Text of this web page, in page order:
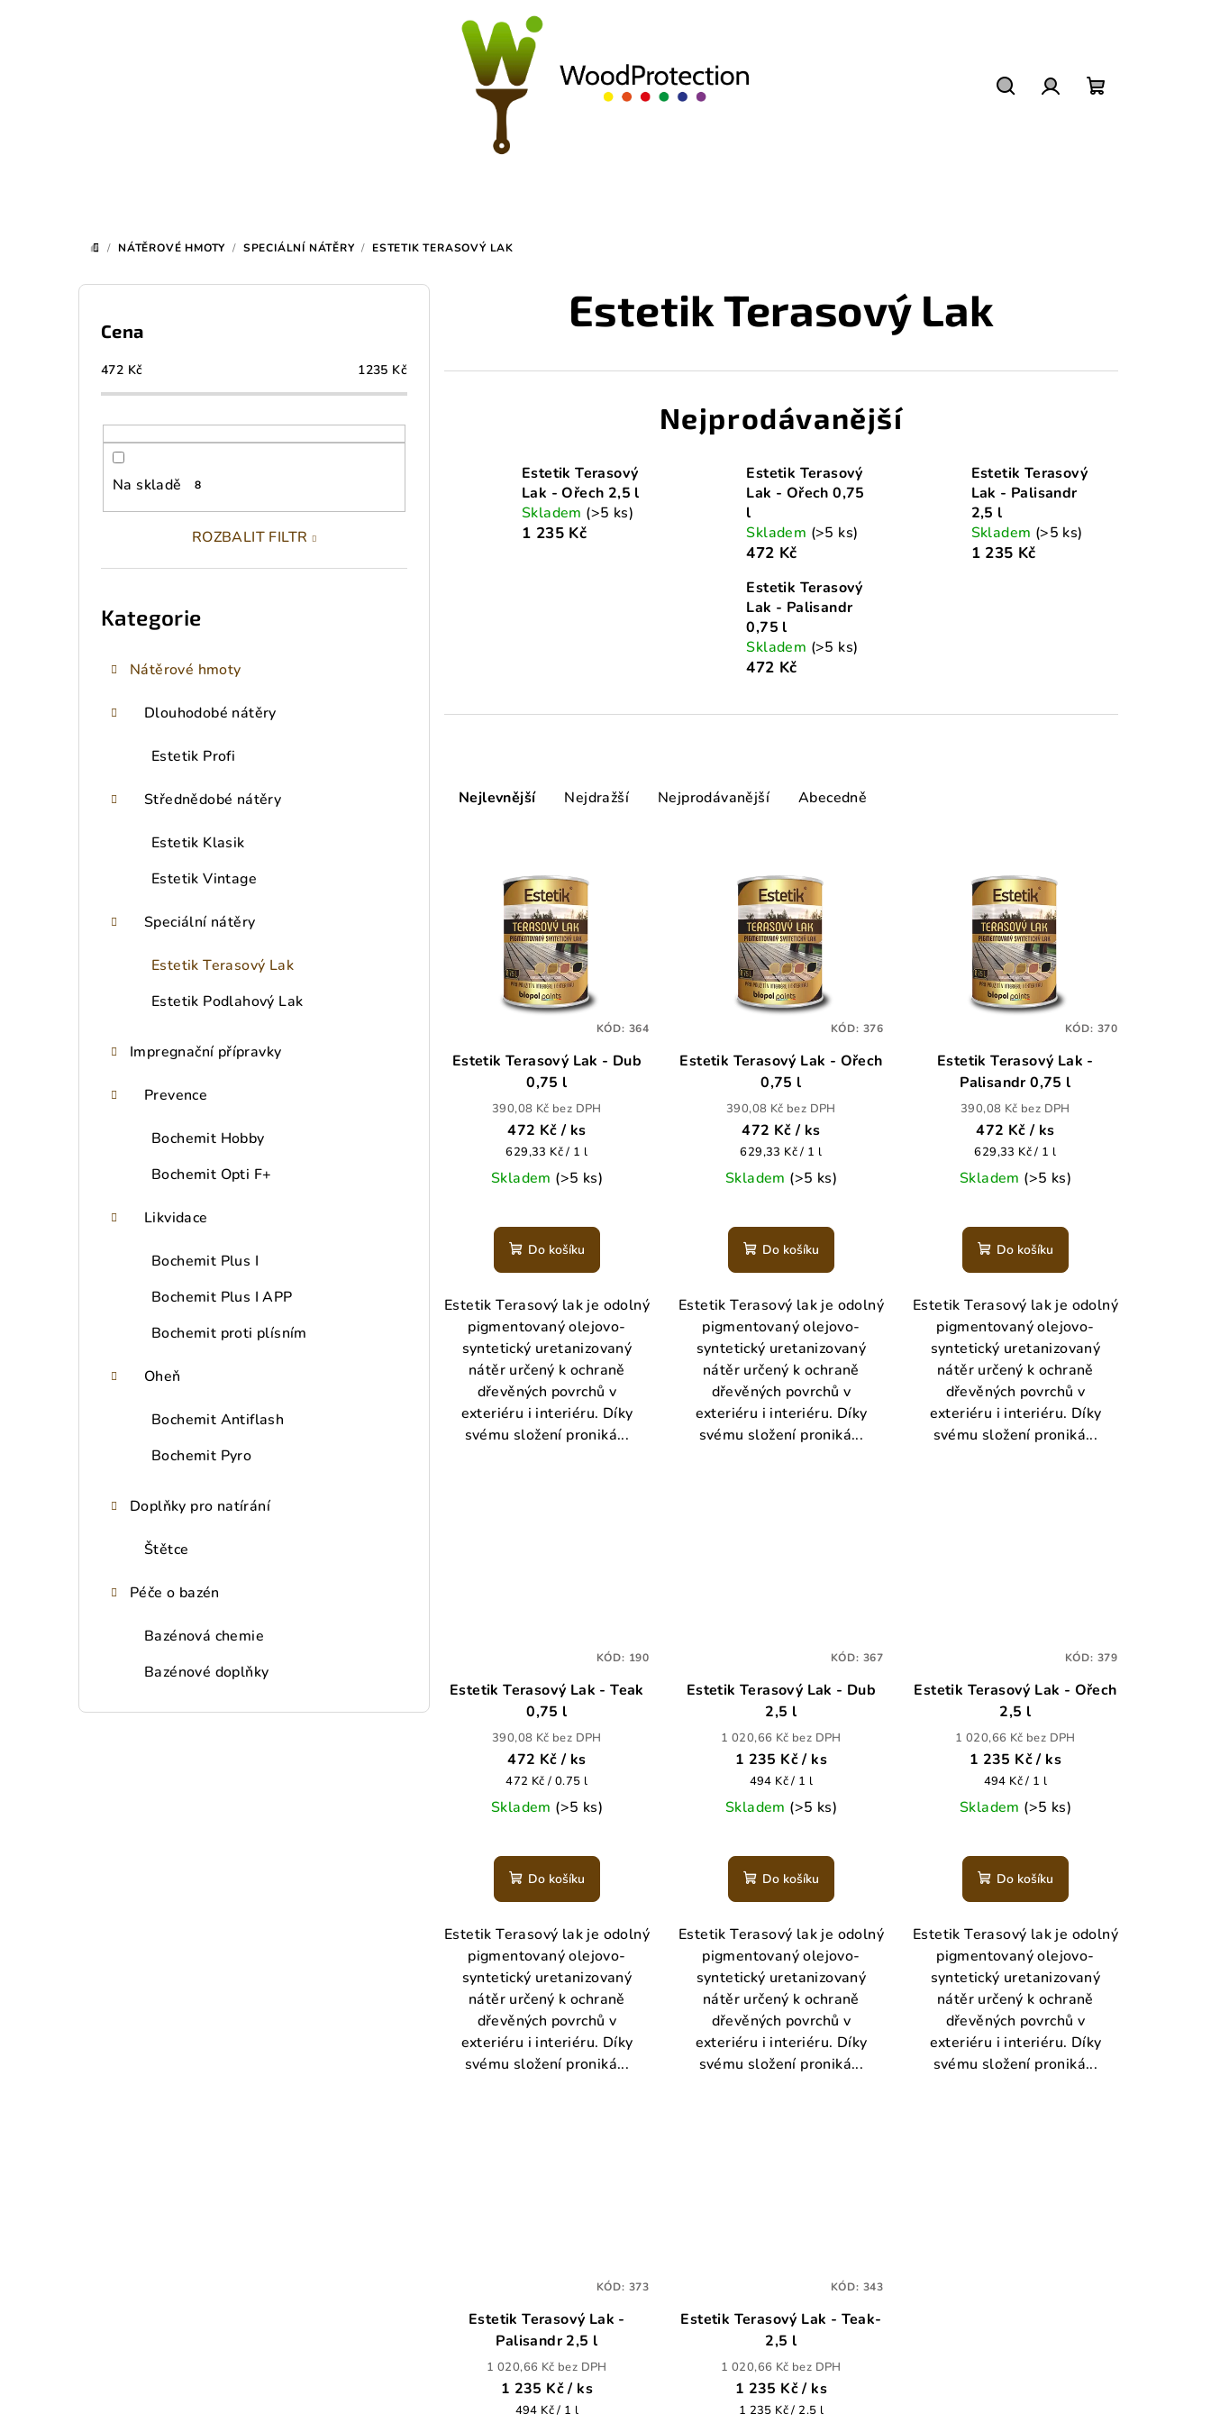
DOMŮ
/ NÁTĚROVÉ HMOTY / SPECIÁLNÍ NÁTĚRY / ESTETIK TERASOVÝ LAK
P
Cena
472 Kč 1235 Kč
Na skladě 8
ROZBALIT FILTR
Kategorie
Nátěrové hmoty
Dlouhodobé nátěry
Estetik Profi
Střednědobé nátěry
Estetik Klasik
Estetik Vintage
Speciální nátěry
Estetik Terasový Lak
Estetik Podlahový Lak
Impregnační přípravky
Prevence
Bochemit Hobby
Bochemit Opti F+
Likvidace
Bochemit Plus I
Bochemit Plus I APP
Bochemit proti plísním
Oheň
Bochemit Antiflash
Bochemit Pyro
Doplňky pro natírání
Štětce
Péče o bazén
Bazénová chemie
Bazénové doplňky
Estetik Terasový Lak
Nejprodávanější
Estetik Terasový
Lak - Ořech 2,5 l
Skladem (>5 ks)
1 235 Kč
Estetik Terasový
Lak - Ořech 0,75
l
Skladem (>5 ks)
472 Kč
Estetik Terasový
Lak - Palisandr
2,5 l
Skladem (>5 ks)
1 235 Kč
Estetik Terasový
Lak - Palisandr
0,75 l
Skladem (>5 ks)
472 Kč
a
o
Nejlevnější Nejdražší Nejprodávanější Abecedně
r
Estetik Terasový Lak - Dub
0,75 l
390,08 Kč bez DPH
472 Kč/ ks
Měrná
cena:
629,33 Kč / 1 l
Skladem (>5 ks)
Do košíku
Estetik Terasový lak je odolný
pigmentovaný olejovo-
syntetický uretanizovaný
nátěr určený k ochraně
dřevěných povrchů v
exteriéru i interiéru. Díky
svému složení proniká...
KÓD: 364
Estetik Terasový Lak - Ořech
0,75 l
390,08 Kč bez DPH
472 Kč/ ks
Měrná
cena:
629,33 Kč / 1 l
Skladem (>5 ks)
Do košíku
Estetik Terasový lak je odolný
pigmentovaný olejovo-
syntetický uretanizovaný
nátěr určený k ochraně
dřevěných povrchů v
exteriéru i interiéru. Díky
svému složení proniká...
KÓD: 376
Estetik Terasový Lak -
Palisandr 0,75 l
390,08 Kč bez DPH
472 Kč/ ks
Měrná
cena:
629,33 Kč / 1 l
Skladem (>5 ks)
Do košíku
Estetik Terasový lak je odolný
pigmentovaný olejovo-
syntetický uretanizovaný
nátěr určený k ochraně
dřevěných povrchů v
exteriéru i interiéru. Díky
svému složení proniká...
KÓD: 370
Estetik Terasový Lak - Teak
0,75 l
390,08 Kč bez DPH
472 Kč/ ks
Měrná
cena:
472 Kč / 0.75 l
Skladem (>5 ks)
Do košíku
Estetik Terasový lak je odolný
pigmentovaný olejovo-
syntetický uretanizovaný
nátěr určený k ochraně
dřevěných povrchů v
exteriéru i interiéru. Díky
svému složení proniká...
KÓD: 190
Estetik Terasový Lak - Dub
2,5 l
1 020,66 Kč bez DPH
1 235 Kč/ ks
Měrná
cena:
494 Kč / 1 l
Skladem (>5 ks)
hodnocení
produktu
je
5,0
z
hvězdiček.
Do košíku
Estetik Terasový lak je odolný
pigmentovaný olejovo-
syntetický uretanizovaný
nátěr určený k ochraně
dřevěných povrchů v
exteriéru i interiéru. Díky
svému složení proniká...
KÓD: 367
Estetik Terasový Lak - Ořech
2,5 l
1 020,66 Kč bez DPH
1 235 Kč/ ks
Měrná
cena:
494 Kč / 1 l
Skladem (>5 ks)
Do košíku
Estetik Terasový lak je odolný
pigmentovaný olejovo-
syntetický uretanizovaný
nátěr určený k ochraně
dřevěných povrchů v
exteriéru i interiéru. Díky
svému složení proniká...
KÓD: 379
Estetik Terasový Lak -
Palisandr 2,5 l
1 020,66 Kč bez DPH
1 235 Kč/ ks
Měrná
494 Kč / 1 l
KÓD: 373
Estetik Terasový Lak - Teak-
2,5 l
1 020,66 Kč bez DPH
1 235 Kč/ ks
Měrná
1 235 Kč / 2.5 l
KÓD: 343